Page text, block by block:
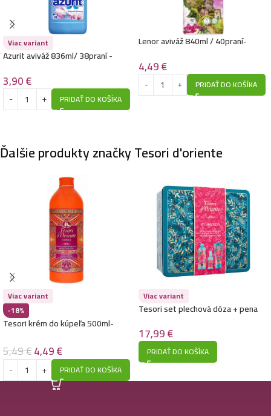
Viac variant
Azurit aviváž 836ml/ 38praní -
3,90€
PRIDAŤ DO KOŠÍKA
Lenor aviváž 840ml / 40praní-
4,49€
PRIDAŤ DO KOŠÍKA
Ďalšie produkty značky Tesori d'oriente
-18%
Viac variant
Tesori krém do kúpeľa 500ml-
5,49€4,49€
PRIDAŤ DO KOŠÍKA
Viac variant
Tesori set plechová dóza + pena
250ml + parfém 100ml-Ayurveda
17,99€
PRIDAŤ DO KOŠÍKA